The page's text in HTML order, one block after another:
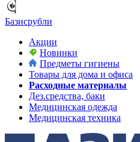
Базисрубли
Акции
Новинки
Предметы гигиены
Товары для дома и офиса
Расходные материалы
Дез.средства, баки
Медицинская одежда
Медицинская техника